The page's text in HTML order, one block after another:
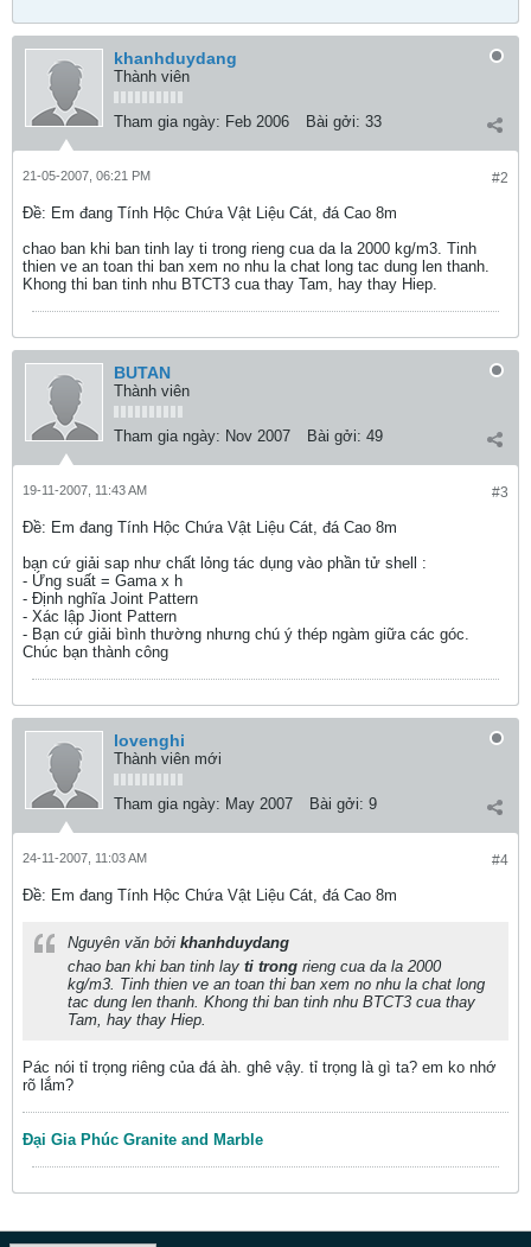
khanhduydang
Thành viên
Tham gia ngày: Feb 2006 Bài gởi: 33
#2
21-05-2007, 06:21 PM
Ðề: Em đang Tính Hộc Chứa Vật Liệu Cát, đá Cao 8m
chao ban khi ban tinh lay ti trong rieng cua da la 2000 kg/m3. Tinh
thien ve an toan thi ban xem no nhu la chat long tac dung len thanh.
Khong thi ban tinh nhu BTCT3 cua thay Tam, hay thay Hiep.
BUTAN
Thành viên
Tham gia ngày: Nov 2007 Bài gởi: 49
#3
19-11-2007, 11:43 AM
Ðề: Em đang Tính Hộc Chứa Vật Liệu Cát, đá Cao 8m
bạn cứ giải sap như chất lỏng tác dụng vào phần tử shell :
- Ứng suất = Gama x h
- Định nghĩa Joint Pattern
- Xác lập Jiont Pattern
- Bạn cứ giải bình thường nhưng chú ý thép ngàm giữa các góc.
Chúc bạn thành công
lovenghi
Thành viên mới
Tham gia ngày: May 2007 Bài gởi: 9
#4
24-11-2007, 11:03 AM
Ðề: Em đang Tính Hộc Chứa Vật Liệu Cát, đá Cao 8m
Nguyên văn bởi khanhduydang
chao ban khi ban tinh lay ti trong rieng cua da la 2000
kg/m3. Tinh thien ve an toan thi ban xem no nhu la chat long
tac dung len thanh. Khong thi ban tinh nhu BTCT3 cua thay
Tam, hay thay Hiep.
Pác nói tỉ trọng riêng của đá àh. ghê vậy. tỉ trọng là gì ta? em ko nhớ
rõ lắm?
Đại Gia Phúc Granite and Marble